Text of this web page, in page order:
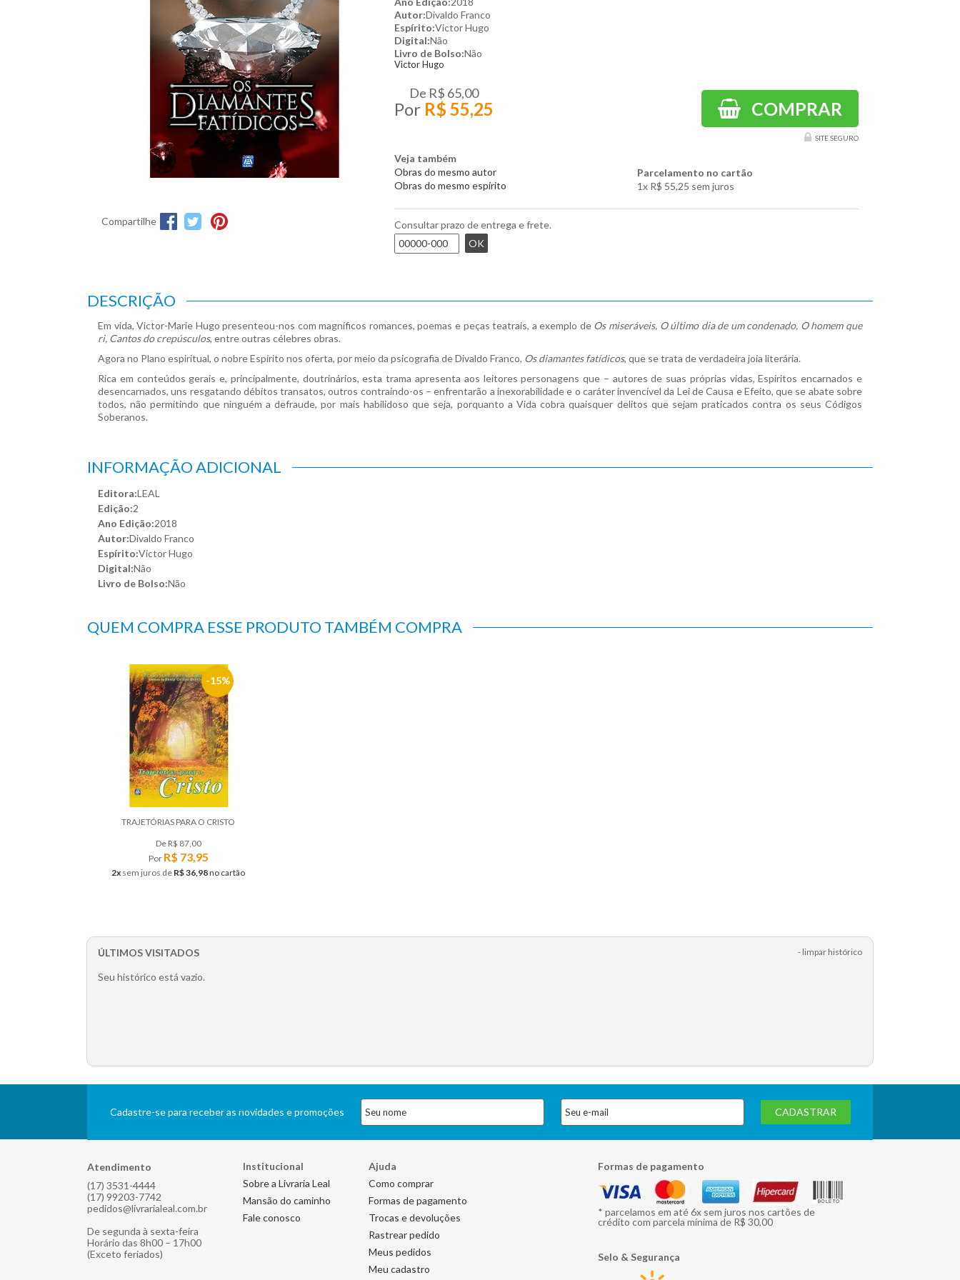
Compartilhe
Autor:Divaldo Franco
Espírito:Victor Hugo
Digital:Não
Livro de Bolso:Não
Victor Hugo
De R$ 65,00
Por R$ 55,25 COMPRAR
SITE SEGURO
Veja também
Obras do mesmo autor
Obras do mesmo espírito
Parcelamento no cartão
1x R$ 55,25 sem juros
Consultar prazo de entrega e frete.
OK
DESCRIÇÃO
Em vida, Victor-Marie Hugo presenteou-nos com magníficos romances, poemas e peças teatrais, a exemplo de Os miseráveis, O último dia de um condenado, O homem que
ri, Cantos do crepúsculos, entre outras célebres obras.
Agora no Plano espiritual, o nobre Espírito nos oferta, por meio da psicografia de Divaldo Franco, Os diamantes fatídicos, que se trata de verdadeira joia literária.
Rica em conteúdos gerais e, principalmente, doutrinários, esta trama apresenta aos leitores personagens que – autores de suas próprias vidas, Espíritos encarnados e
desencarnados, uns resgatando débitos transatos, outros contraindo-os – enfrentarão a inexorabilidade e o caráter invencível da Lei de Causa e Efeito, que se abate sobre
todos, não permitindo que ninguém a defraude, por mais habilidoso que seja, porquanto a Vida cobra quaisquer delitos que sejam praticados contra os seus Códigos
Soberanos.
INFORMAÇÃO ADICIONAL
Editora:LEAL
Edição:2
Ano Edição:2018
Autor:Divaldo Franco
Espírito:Victor Hugo
Digital:Não
Livro de Bolso:Não
QUEM COMPRA ESSE PRODUTO TAMBÉM COMPRA
15%
TRAJETÓRIAS PARA O CRISTO
De R$ 87,00
Por R$ 73,95
2x sem juros de R$ 36,98no cartão
ÚLTIMOS VISITADOS - limpar histórico
Seu histórico está vazio.
Cadastre-se para receber as novidades e promoções CADASTRAR
Atendimento
(17) 3531-4444
(17) 99203-7742
pedidos@livrarialeal.com.br
De segunda à sexta-feira
Horário das 8h00 – 17h00
(Exceto feriados)
Institucional
Sobre a Livraria Leal
Mansão do caminho
Fale conosco
Ajuda
Como comprar
Formas de pagamento
Trocas e devoluções
Rastrear pedido
Meus pedidos
Meu cadastro
Formas de pagamento
* parcelamos em até 6x sem juros nos cartões de
crédito com parcela mínima de R$ 30,00
Selo & Segurança